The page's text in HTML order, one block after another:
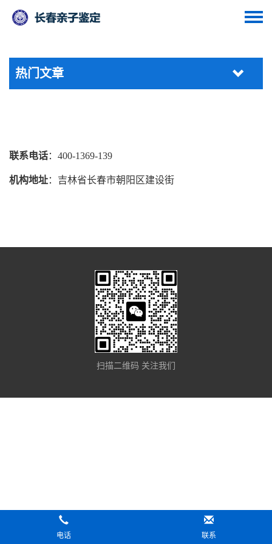
热门文章
联系电话：400-1369-139
机构地址：吉林省长春市朝阳区建设街
扫描二维码 关注我们
电话 联系